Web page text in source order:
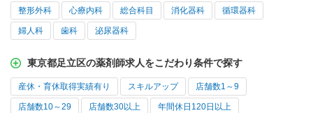
整形外科 心療内科 総合科目 消化器科 循環器科
婦人科 歯科 泌尿器科
東京都足立区の薬剤師求人をこだわり条件で探す
産休・育休取得実績有り スキルアップ 店舗数1～9
店舗数10～29 店舗数30以上 年間休日120日以上